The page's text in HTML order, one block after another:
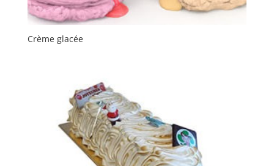
Crème glacée